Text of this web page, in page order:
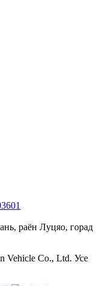
раён Луцяо, горад
Vehicle Co., Ltd. Усе